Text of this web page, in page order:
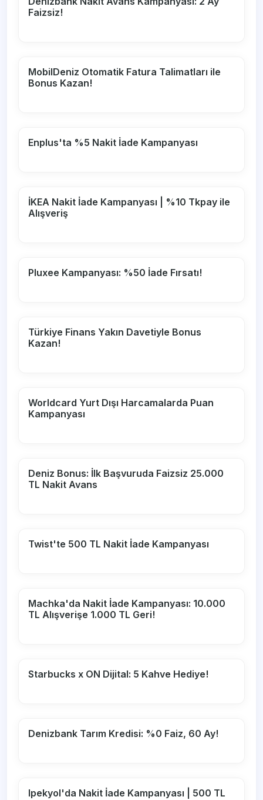
Faizsiz!
MobilDeniz Otomatik Fatura Talimatları ile
Bonus Kazan!
Enplus'ta %5 Nakit İade Kampanyası
İKEA Nakit İade Kampanyası | %10 Tkpay ile
Alışveriş
Pluxee Kampanyası: %50 İade Fırsatı!
Türkiye Finans Yakın Davetiyle Bonus
Kazan!
Worldcard Yurt Dışı Harcamalarda Puan
Kampanyası
Deniz Bonus: İlk Başvuruda Faizsiz 25.000
TL Nakit Avans
Twist'te 500 TL Nakit İade Kampanyası
Machka'da Nakit İade Kampanyası: 10.000
TL Alışverişe 1.000 TL Geri!
Starbucks x ON Dijital: 5 Kahve Hediye!
Denizbank Tarım Kredisi: %0 Faiz, 60 Ay!
Ipekyol'da Nakit İade Kampanyası | 500 TL